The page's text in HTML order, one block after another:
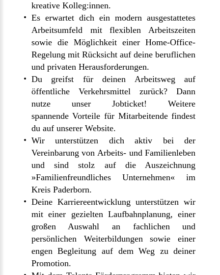
kreative Kolleg:innen.
Es erwartet dich ein modern ausgestattetes
Arbeitsumfeld mit flexiblen Arbeitszeiten
sowie die Möglichkeit einer Home-Office-
Regelung mit Rücksicht auf deine beruflichen
und privaten Herausforderungen.
Du greifst für deinen Arbeitsweg auf
öffentliche Verkehrsmittel zurück? Dann
nutze unser Jobticket! Weitere
spannendeVorteile für Mitarbeitendefindest
du auf unserer Website.
Wir unterstützen dich aktiv bei der
Vereinbarung von Arbeits- und Familienleben
und sind stolz auf die Auszeichnung
»Familienfreundliches Unternehmen« im
Kreis Paderborn.
Deine Karriereentwicklung unterstützen wir
mit einer gezielten Laufbahnplanung, einer
großen Auswahl an fachlichen und
persönlichen Weiterbildungen sowie einer
engen Begleitung auf dem Weg zu deiner
Promotion.